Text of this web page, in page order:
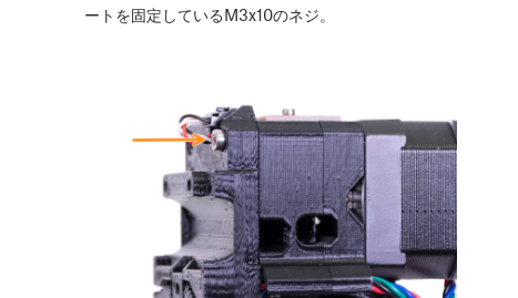
ートを固定しているM3x10のネジ。